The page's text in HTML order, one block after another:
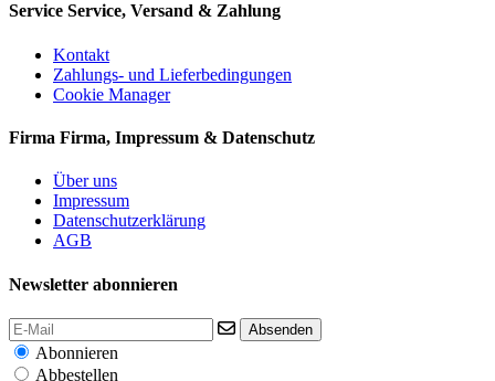
Service Service, Versand & Zahlung
Kontakt
Zahlungs- und Lieferbedingungen
Cookie Manager
Firma Firma, Impressum & Datenschutz
Über uns
Impressum
Datenschutzerklärung
AGB
Newsletter abonnieren
Absenden
Abonnieren
Abbestellen